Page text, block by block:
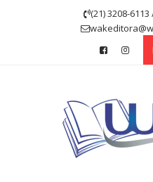
(21) 3208-6113